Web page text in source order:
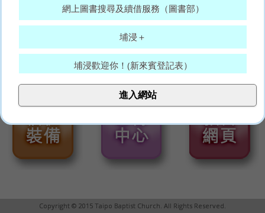
Copyright © 2015 Taipo Baptist Church. All Rights Reserved.
網上圖書搜尋及續借服務（圖書部）
埔浸＋
埔浸歡迎你！(新來賓登記表）
大埔浸信會代禱表
願賜平安的神，常和你們眾人同在。(羅15:33)
進入網站